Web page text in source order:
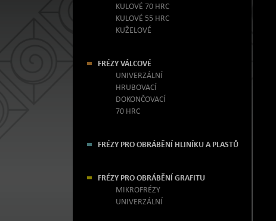
KULOVÉ 70 HRC
KULOVÉ 55 HRC
KUŽELOVÉ
FRÉZY VÁLCOVÉ
UNIVERZÁLNÍ
HRUBOVACÍ
DOKONČOVACÍ
70 HRC
FRÉZY PRO OBRÁBĚNÍ HLINÍKU A PLASTŮ
FRÉZY PRO OBRÁBĚNÍ GRAFITU
MIKROFRÉZY
UNIVERZÁLNÍ